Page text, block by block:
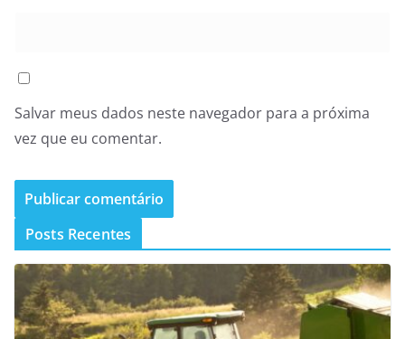
Salvar meus dados neste navegador para a próxima
vez que eu comentar.
Posts Recentes